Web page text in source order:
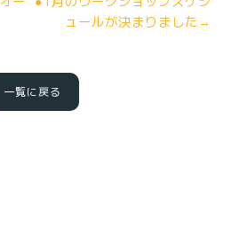
ュールが決まりました→
一覧に戻る